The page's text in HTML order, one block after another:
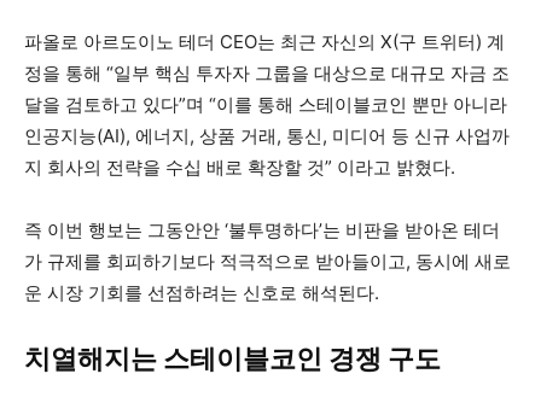
파올로 아르도이노 테더 CEO는 최근 자신의 X(구 트위터) 계
정을 통해 “일부 핵심 투자자 그룹을 대상으로 대규모 자금 조
달을 검토하고 있다”며 “이를 통해 스테이블코인 뿐만 아니라
인공지능(AI), 에너지, 상품 거래, 통신, 미디어 등 신규 사업까
지 회사의 전략을 수십 배로 확장할 것” 이라고 밝혔다.
즉 이번 행보는 그동안안 ‘불투명하다’는 비판을 받아온 테더
가 규제를 회피하기보다 적극적으로 받아들이고, 동시에 새로
운 시장 기회를 선점하려는 신호로 해석된다.
치열해지는 스테이블코인 경쟁 구도